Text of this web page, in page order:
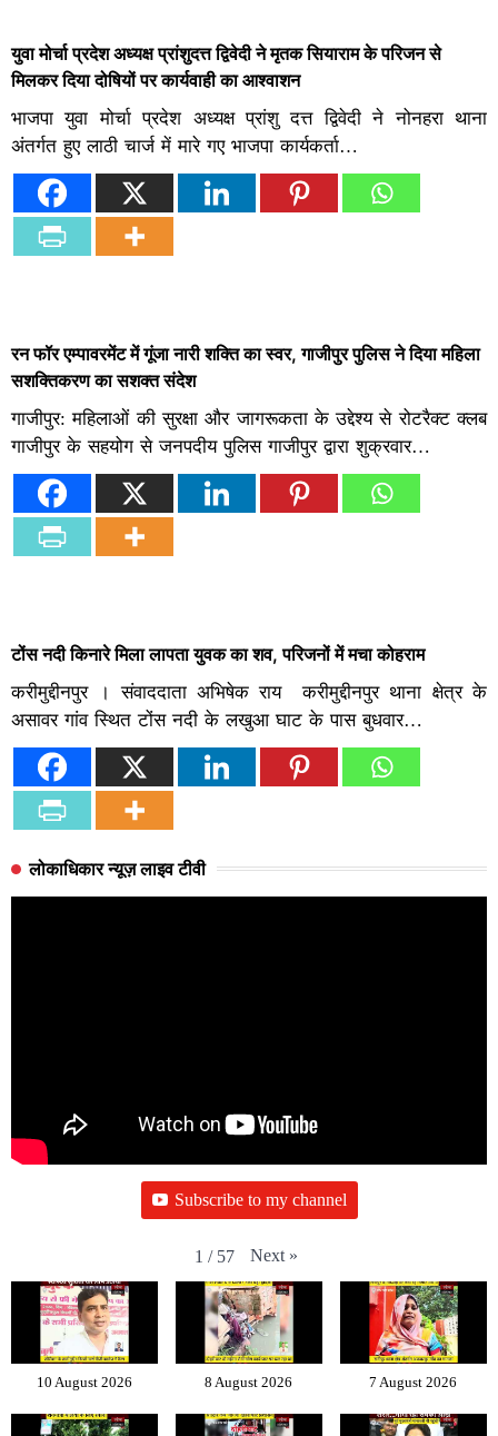
युवा मोर्चा प्रदेश अध्यक्ष प्रांशुदत्त द्विवेदी ने मृतक सियाराम के परिजन से
मिलकर दिया दोषियों पर कार्यवाही का आश्वाशन
भाजपा युवा मोर्चा प्रदेश अध्यक्ष प्रांशु दत्त द्विवेदी ने नोनहरा थाना
अंतर्गत हुए लाठी चार्ज में मारे गए भाजपा कार्यकर्ता…
रन फॉर एम्पावरमेंट में गूंजा नारी शक्ति का स्वर, गाजीपुर पुलिस ने दिया महिला
सशक्तिकरण का सशक्त संदेश
गाजीपुर: महिलाओं की सुरक्षा और जागरूकता के उद्देश्य से रोटरैक्ट क्लब
गाजीपुर के सहयोग से जनपदीय पुलिस गाजीपुर द्वारा शुक्रवार…
टोंस नदी किनारे मिला लापता युवक का शव, परिजनों में मचा कोहराम
करीमुद्दीनपुर । संवाददाता अभिषेक राय करीमुद्दीनपुर थाना क्षेत्र के
असावर गांव स्थित टोंस नदी के लखुआ घाट के पास बुधवार…
लोकाधिकार न्यूज़ लाइव टीवी
Subscribe to my channel
1 / 57 Next »
10 August 2026 8 August 2026 7 August 2026